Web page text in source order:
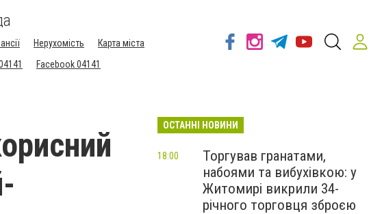
Нерухомість
Карта міста
Facebook 04141
ОСТАННІ НОВИНИ
Торгував гранатами,
набоями та вибухівкою: у
Житомирі викрили 34-
річного торговця зброєю
18:00